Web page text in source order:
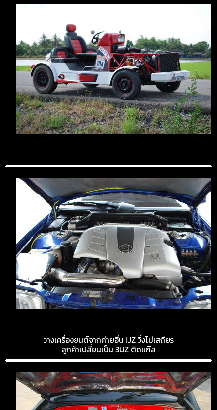
วางเครื่องยนต์จากค่ายอื่น 1JZ วิ่งไม่เสถียร
ลูกค้าเปลี่ยนเป็น 3UZ ติดแก๊ส